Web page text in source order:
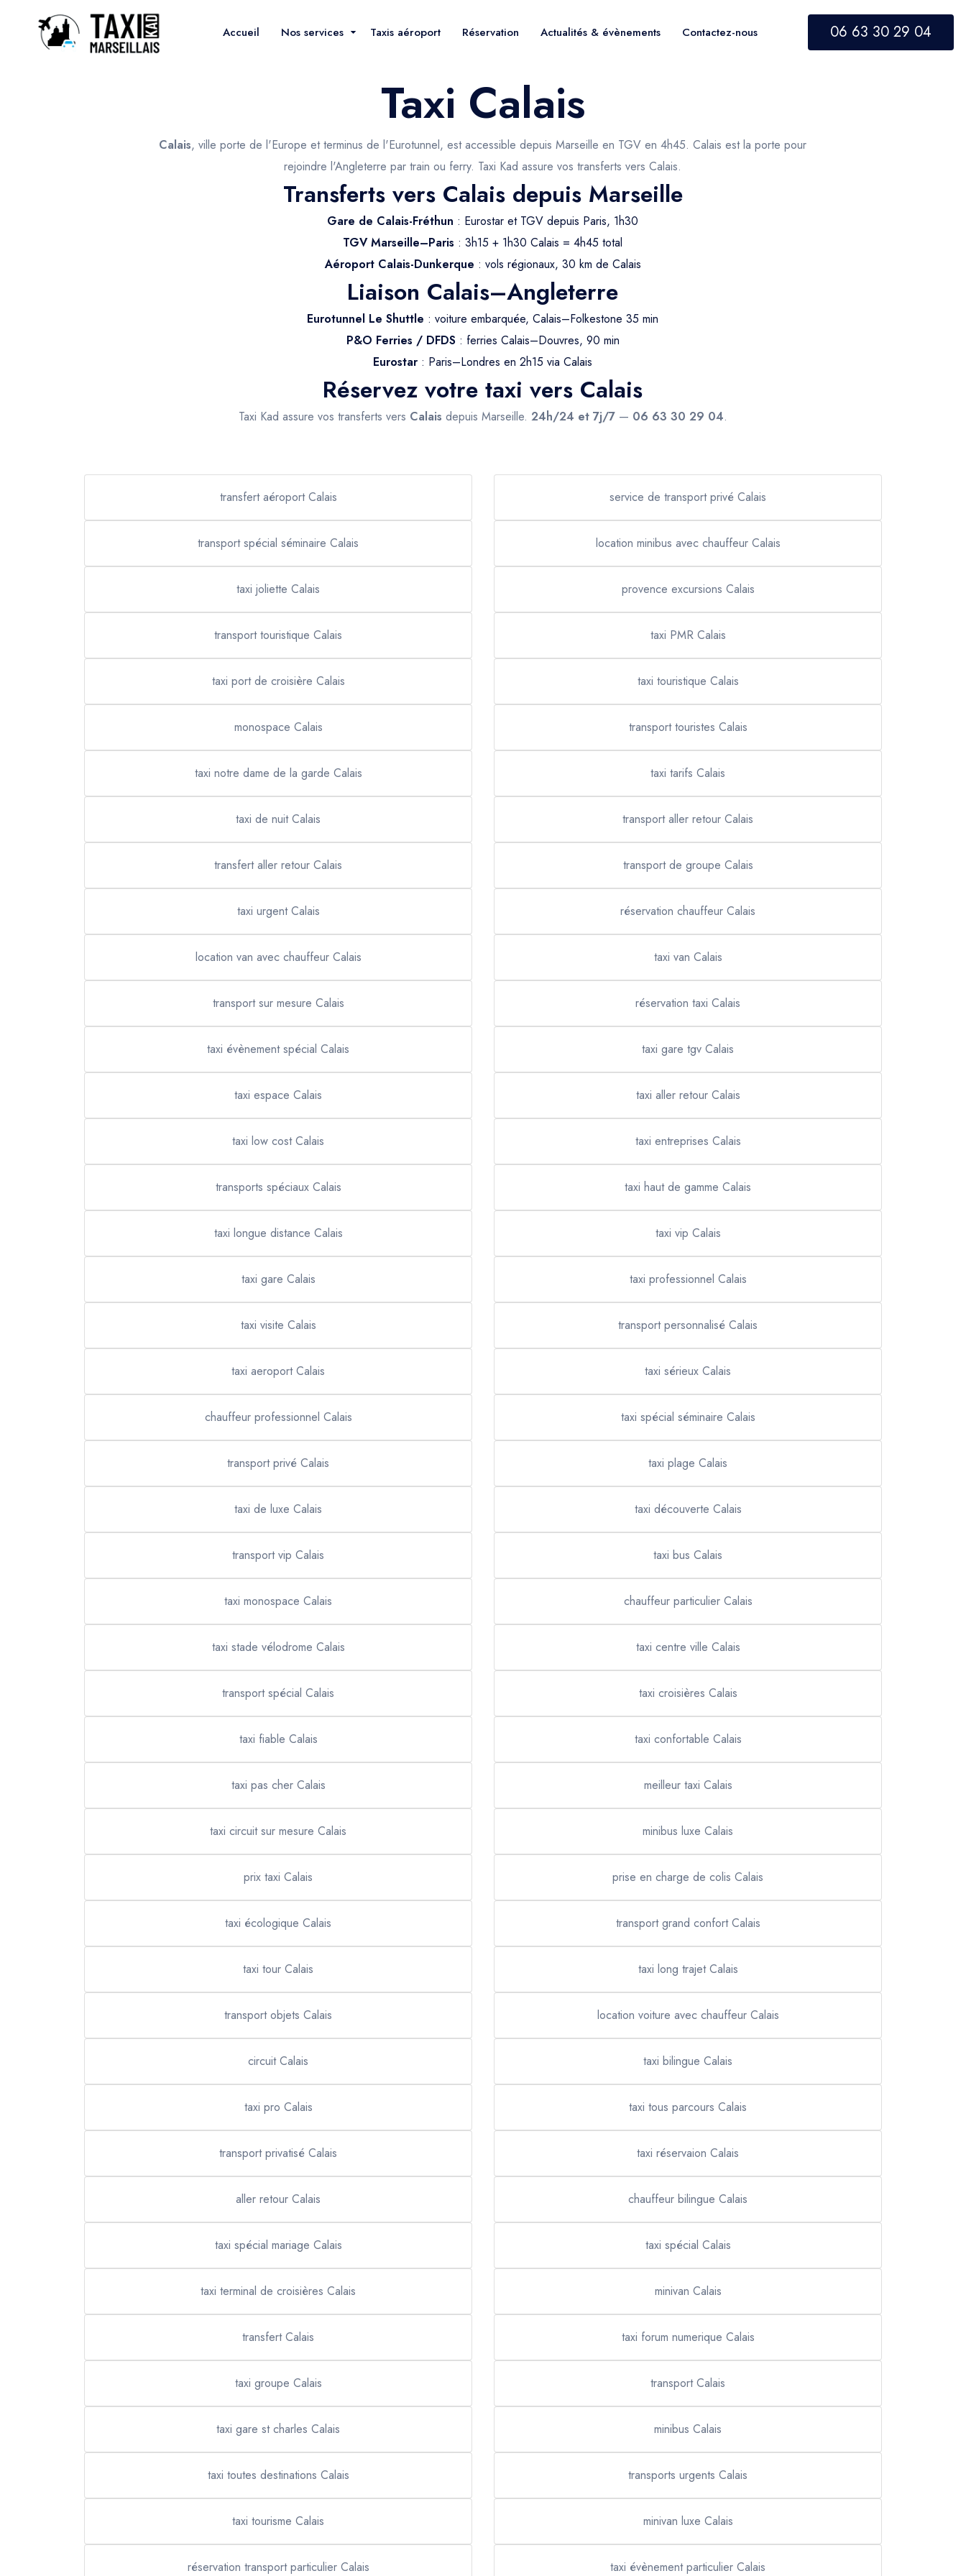
Accueil Nos services Taxis aéroport Réservation Actualités & évènements Contactez-nous 06 63 30 29 04
Taxi Calais
Calais, ville porte de l'Europe et terminus de l'Eurotunnel, est accessible depuis Marseille en TGV en 4h45. Calais est la porte pour
rejoindre l'Angleterre par train ou ferry. Taxi Kad assure vos transferts vers Calais.
Transferts vers Calais depuis Marseille
Gare de Calais-Fréthun : Eurostar et TGV depuis Paris, 1h30
TGV Marseille–Paris : 3h15 + 1h30 Calais = 4h45 total
Aéroport Calais-Dunkerque : vols régionaux, 30 km de Calais
Liaison Calais–Angleterre
Eurotunnel Le Shuttle : voiture embarquée, Calais–Folkestone 35 min
P&O Ferries / DFDS : ferries Calais–Douvres, 90 min
Eurostar : Paris–Londres en 2h15 via Calais
Réservez votre taxi vers Calais
Taxi Kad assure vos transferts vers Calais depuis Marseille. 24h/24 et 7j/7— 06 63 30 29 04.
transfert aéroport Calais service de transport privé Calais
transport spécial séminaire Calais location minibus avec chauffeur Calais
taxi joliette Calais provence excursions Calais
transport touristique Calais taxi PMR Calais
taxi port de croisière Calais taxi touristique Calais
monospace Calais transport touristes Calais
taxi notre dame de la garde Calais taxi tarifs Calais
taxi de nuit Calais transport aller retour Calais
transfert aller retour Calais transport de groupe Calais
taxi urgent Calais réservation chauffeur Calais
location van avec chauffeur Calais taxi van Calais
transport sur mesure Calais réservation taxi Calais
taxi évènement spécial Calais taxi gare tgv Calais
taxi espace Calais taxi aller retour Calais
taxi low cost Calais taxi entreprises Calais
transports spéciaux Calais taxi haut de gamme Calais
taxi longue distance Calais taxi vip Calais
taxi gare Calais taxi professionnel Calais
taxi visite Calais transport personnalisé Calais
taxi aeroport Calais taxi sérieux Calais
chauffeur professionnel Calais taxi spécial séminaire Calais
transport privé Calais taxi plage Calais
taxi de luxe Calais taxi découverte Calais
transport vip Calais taxi bus Calais
taxi monospace Calais chauffeur particulier Calais
taxi stade vélodrome Calais taxi centre ville Calais
transport spécial Calais taxi croisières Calais
taxi fiable Calais taxi confortable Calais
taxi pas cher Calais meilleur taxi Calais
taxi circuit sur mesure Calais minibus luxe Calais
prix taxi Calais prise en charge de colis Calais
taxi écologique Calais transport grand confort Calais
taxi tour Calais taxi long trajet Calais
transport objets Calais location voiture avec chauffeur Calais
circuit Calais taxi bilingue Calais
taxi pro Calais taxi tous parcours Calais
transport privatisé Calais taxi réservaion Calais
aller retour Calais chauffeur bilingue Calais
taxi spécial mariage Calais taxi spécial Calais
taxi terminal de croisières Calais minivan Calais
transfert Calais taxi forum numerique Calais
taxi groupe Calais transport Calais
taxi gare st charles Calais minibus Calais
taxi toutes destinations Calais transports urgents Calais
taxi tourisme Calais minivan luxe Calais
réservation transport particulier Calais taxi évènement particulier Calais